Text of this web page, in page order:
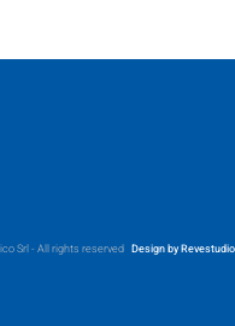
Srl - All rights reserved Design by Revestudio